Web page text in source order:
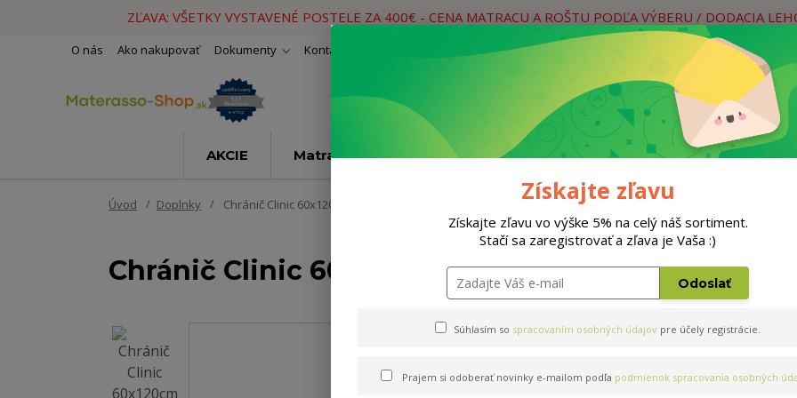
ZĽAVA: VŠETKY VYSTAVENÉ POSTELE ZA 400€ - CENA MATRACU A ROŠTU PODĽA VÝBERU / DODACIA
O nás Ako nakupovať Dokumenty Kontakty
Hľadať
Neviete si rady? Zavolajte.
AKCIE Matrace Rošty Doplnky Postele
Úvod Doplnky Chránič Clinic 60x120cm
Chránič Clinic 60x120cm
Získajte zľavu
Získajte zľavu vo výške 5% na celý náš sortiment.
Stačí sa zaregistrovať a zľava je Vaša :)
Odoslať
Súhlasím so spracovaním osobných údajov pre účely registrácie.
Prajem si odoberať novinky e-mailom podľa podmienok spracovania osobných